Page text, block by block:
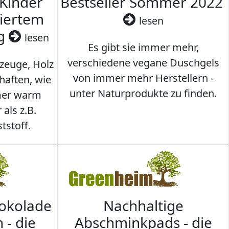
lesen
Holz
wie
warm
z.B.
lesen
Es gibt sie immer mehr,
verschiedene vegane Duschgels
von immer mehr Herstellern -
unter Naturprodukte zu finden.
- die
Nachhaltige
Abschminkpads - die